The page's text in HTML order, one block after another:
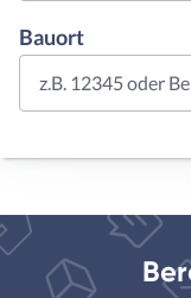
Bauort
z.B. 12345 oder